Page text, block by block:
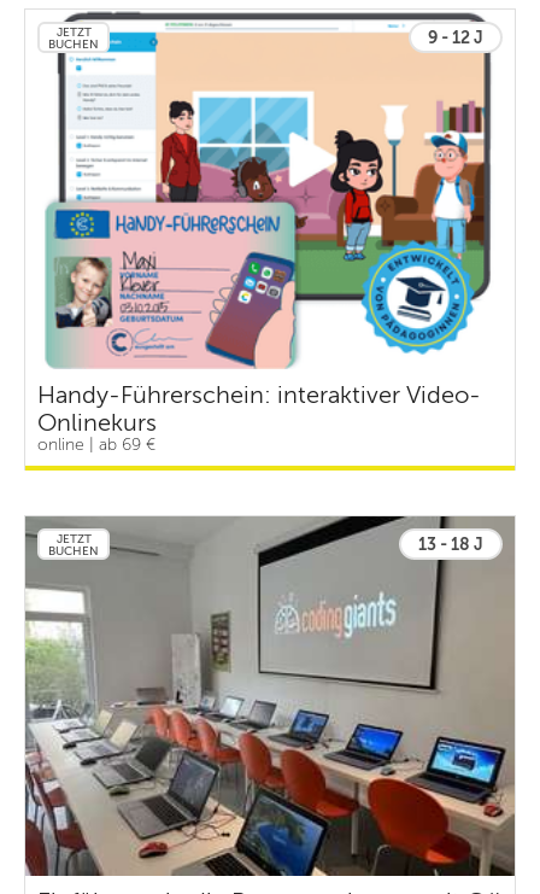
JETZT
BUCHEN
9 - 12 J
Handy-Führerschein: interaktiver Video-
Onlinekurs
online | ab 69 €
JETZT
BUCHEN
13 - 18 J